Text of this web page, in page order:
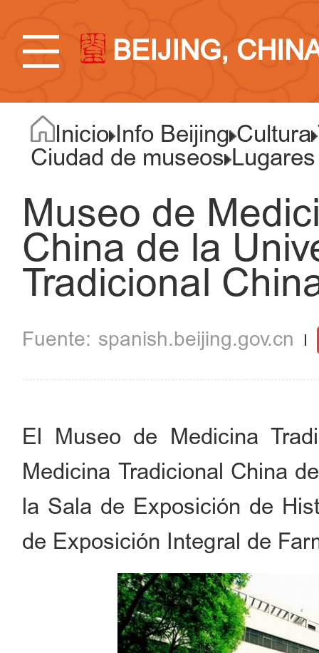
BEIJING,
Inicio Info Beijing Cultura
Ciudad de museos Lugares
Museo de
China de la
Tradicional
spanish.beijing.gov.cn
El Museo de Medicina
Medicina Tradicional China
la Sala de Exposición de
de Exposición Integral de